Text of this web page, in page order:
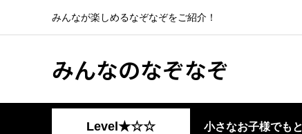
みんなが楽しめるなぞなぞをご紹介！
みんなのなぞなぞ
Level★☆☆ 小さなお子様でも